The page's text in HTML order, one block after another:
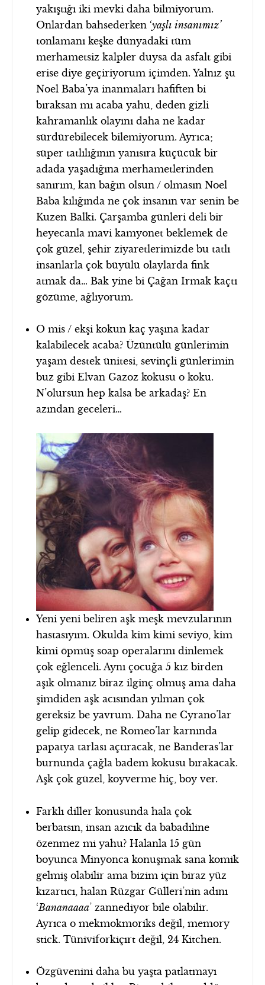
yakıştığı iki mevki daha bilmiyorum.
Onlardan bahsederken ‘yaşlı insanımız’
tonlamanı keşke dünyadaki tüm
merhametsiz kalpler duysa da asfalt gibi
erise diye geçiriyorum içimden. Yalnız şu
Noel Baba’ya inanmaları hafiften bi
bıraksan mı acaba yahu, deden gizli
kahramanlık olayını daha ne kadar
sürdürebilecek bilemiyorum. Ayrıca;
süper tatlılığının yanısıra küçücük bir
adada yaşadığına merhametlerinden
sanırım, kan bağın olsun / olmasın Noel
Baba kılığında ne çok insanın var senin be
Kuzen Balki. Çarşamba günleri deli bir
heyecanla mavi kamyonet beklemek de
çok güzel, şehir ziyaretlerimizde bu tatlı
insanlarla çok büyülü olaylarda fink
atmak da… Bak yine bi Çağan Irmak kaçtı
gözüme, ağlıyorum.
O mis / ekşi kokun kaç yaşına kadar
kalabilecek acaba? Üzüntülü günlerimin
yaşam destek ünitesi, sevinçli günlerimin
buz gibi Elvan Gazoz kokusu o koku.
N’olursun hep kalsa be arkadaş? En
azından geceleri…
Yeni yeni beliren aşk meşk mevzularının
hastasıyım. Okulda kim kimi seviyo, kim
kimi öpmüş soap operalarını dinlemek
çok eğlenceli. Aynı çocuğa 5 kız birden
aşık olmanız biraz ilginç olmuş ama daha
şimdiden aşk acısından yılman çok
gereksiz be yavrum. Daha ne Cyrano’lar
gelip gidecek, ne Romeo’lar karnında
papatya tarlası açtıracak, ne Banderas’lar
burnunda çağla badem kokusu bırakacak.
Aşk çok güzel, koyverme hiç, boy ver.
Farklı diller konusunda hala çok
berbatsın, insan azıcık da babadiline
özenmez mi yahu? Halanla 15 gün
boyunca Minyonca konuşmak sana komik
gelmiş olabilir ama bizim için biraz yüz
kızartıcı, halan Rüzgar Gülleri’nin adını
‘Bananaaaa’ zannediyor bile olabilir.
Ayrıca o mekmokmoriks değil, memory
stick. Tüniviforkiçırt değil, 24 Kitchen.
Özgüvenini daha bu yaşta patlatmayı